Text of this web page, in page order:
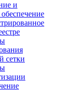
и
сетки